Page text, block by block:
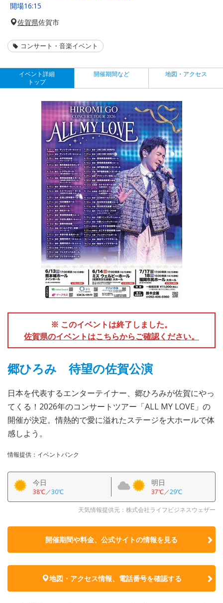
開場16:15
佐賀県佐賀市
コンサート・音楽イベント
イベント詳細
トップ
開催期間など 地図・アクセス
※ このイベントは終了しました。
佐賀県のイベントはこちらからご確認ください。
郷ひろみ 待望の佐賀公演
日本を代表するエンターテイナー、郷ひろみが佐賀にやっ
てくる！2026年のコンサートツアー「ALL MY LOVE」の
開催が決定。情熱的で愛に溢れたステージを大ホールで体
感しよう。
情報提供：イベントバンク
今日
38℃／30℃
明日
37℃／29℃
天気情報提供元：株式会社ライフビジネスウェザー
開催期間や料金、公式サイトの情報を見る
地図・アクセス情報、電話番号を確認する